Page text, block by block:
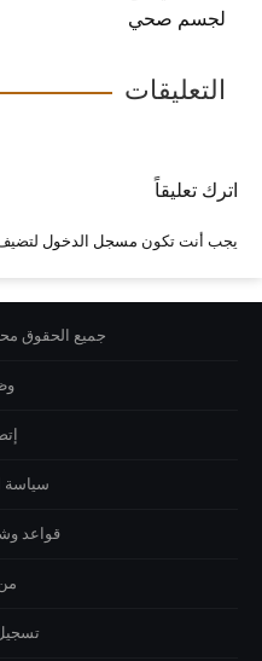
لجسم صحي
التعليقات
اترك تعليقاً
يجب أنت تكون مسجل الدخول لتضيف
جميع الحقوق
سياسة
قواعد